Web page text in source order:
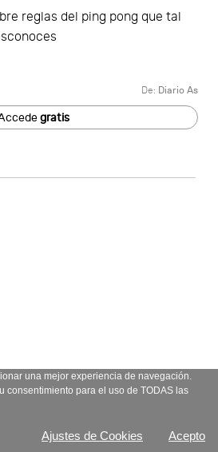
reglas del ping pong que tal
De: Diario As
gratis
una mejor experiencia de navegación.
consentimiento para el uso de TODAS las
Ajustes de Cookies Acepto